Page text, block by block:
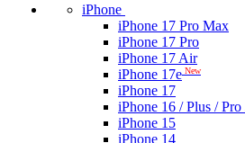
iPhone
iPhone 17 Pro Max
iPhone 17 Pro
iPhone 17 Air
iPhone 17e New
iPhone 17
iPhone 16 / Plus /
iPhone 15
iPhone 14